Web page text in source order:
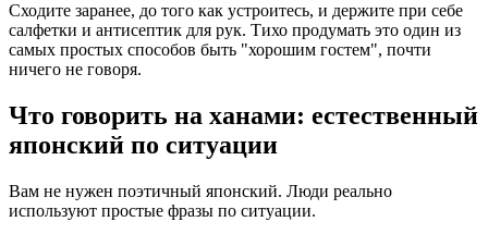
Сходите заранее, до того как устроитесь, и держите при себе
салфетки и антисептик для рук. Тихо продумать это один из
самых простых способов быть "хорошим гостем", почти
ничего не говоря.
Что говорить на ханами: естественный
японский по ситуации
Вам не нужен поэтичный японский. Люди реально
используют простые фразы по ситуации.